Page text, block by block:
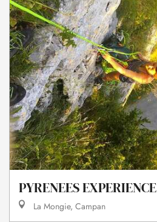
PYRENEES EXPERIENCE
La Mongie, Campan